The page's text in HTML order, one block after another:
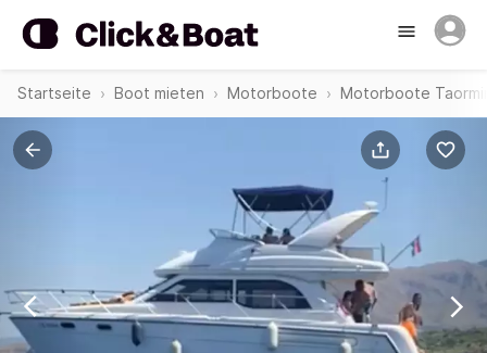
Startseite Boot mieten Motorboote Motorboote